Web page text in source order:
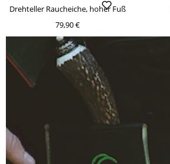
Drehteller Raucheiche, hoher Fuß
79,90 €